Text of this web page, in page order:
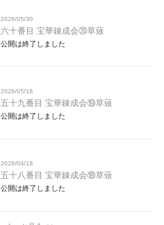
2026/05/30
六十番目 宝華錬成会⑳草薙
公開は終了しました
2026/05/16
五十九番目 宝華錬成会⑲草薙
公開は終了しました
2026/04/18
五十八番目 宝華錬成会⑱草薙
公開は終了しました